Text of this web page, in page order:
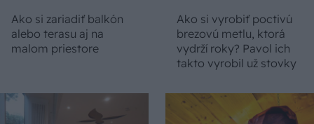
Ako si zariadiť balkón
alebo terasu aj na
malom priestore
Ako si vyrobiť poctivú
brezovú metlu, ktorá
vydrží roky? Pavol ich
takto vyrobil už stovky